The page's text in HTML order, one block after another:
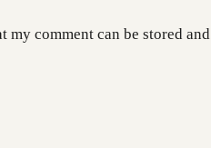
my comment can be stored and